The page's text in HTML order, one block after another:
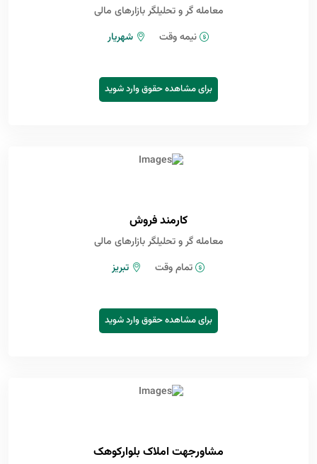
معامله گر و تحلیلگر بازارهای مالی
نیمه وقت
شهریار
برای مشاهده حقوق وارد شوید
کارمند فروش
معامله گر و تحلیلگر بازارهای مالی
تمام وقت
تبریز
برای مشاهده حقوق وارد شوید
مشاورجهت املاک بلوارکوهک